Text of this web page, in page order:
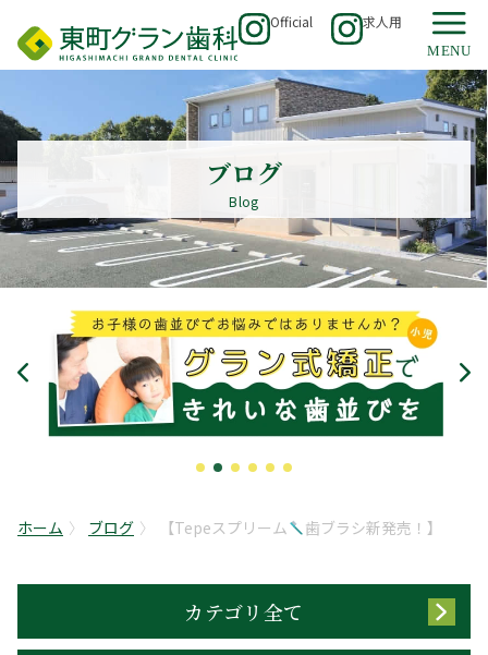
Official 求人用
ブログ
Blog
ホーム ブログ 【Tepeスプリーム 歯ブラシ新発売！】
カテゴリ全て